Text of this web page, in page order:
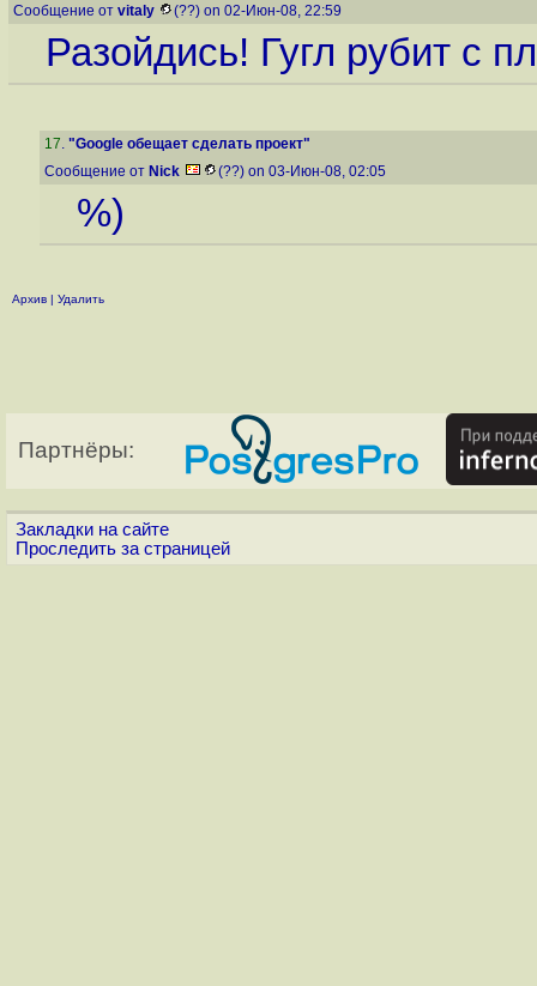
Сообщение от vitaly (??) on 02-Июн-08, 22:59
Разойдись! Гугл рубит с
17. "Google обещает сделать проект"
Сообщение от Nick (??) on 03-Июн-08, 02:05
%)
Архив | Удалить
Партнёры:
Закладки на сайте
Проследить за страницей